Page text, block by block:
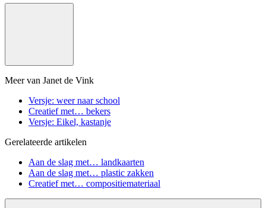
Meer van Janet de Vink
Versje: weer naar school
Creatief met… bekers
Versje: Eikel, kastanje
Gerelateerde artikelen
Aan de slag met… landkaarten
Aan de slag met… plastic zakken
Creatief met… compositiemateriaal